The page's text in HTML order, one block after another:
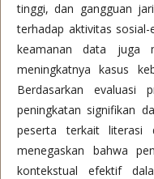
tinggi, dan gangguan
terhadap aktivitas
keamanan data juga
meningkatnya kasus
Berdasarkan evaluasi
peningkatan signifikan
peserta terkait literasi
menegaskan bahwa
kontekstual efektif